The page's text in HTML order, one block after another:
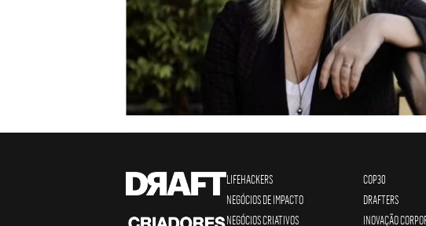
LIFEHACKERS
NEGÓCIOS DE IMPACTO
NEGÓCIOS CRIATIVOS
COP30
DRAFTERS
INOVAÇÃO